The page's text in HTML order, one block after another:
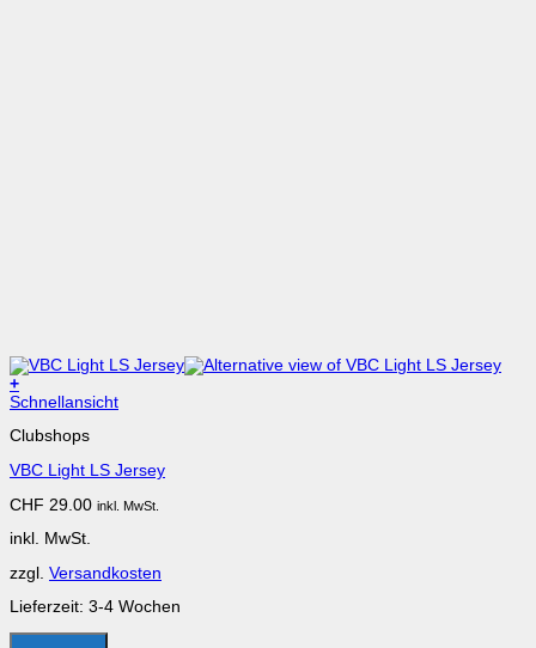
+
Dieses
weist
Varianten
Die
können
der
Produktseite
gewählt
werden
Schnellansicht
Clubshops
VBC Light LS Jersey
CHF 29.00 inkl. MwSt.
inkl. MwSt.
zzgl. Versandkosten
Lieferzeit: 3-4 Wochen